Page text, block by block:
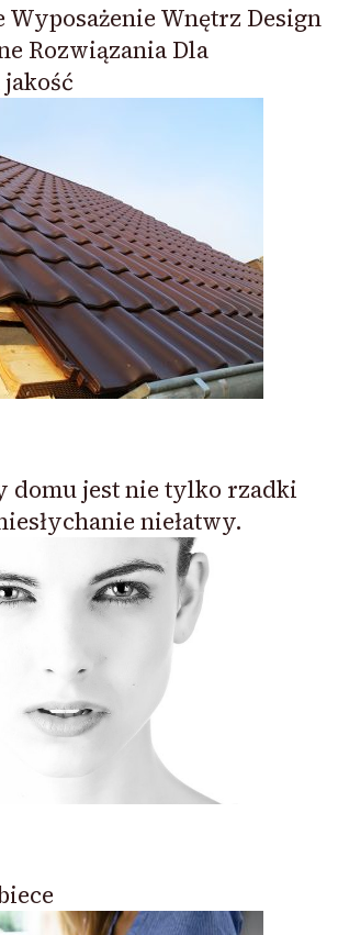
Wyposażenie Wnętrz Design
Rozwiązania Dla
domu jest nie tylko rzadki
niełatwy.